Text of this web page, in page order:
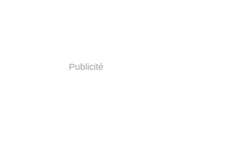
Publicité